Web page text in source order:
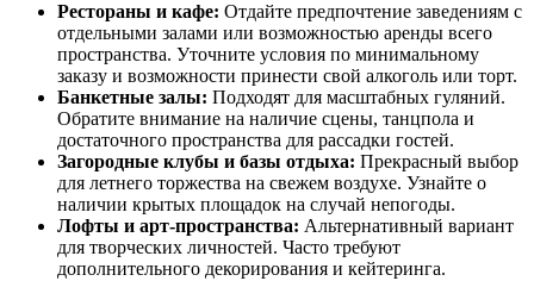
Рестораны и кафе: Отдайте предпочтение заведениям с
отдельными залами или возможностью аренды всего
пространства. Уточните условия по минимальному
заказу и возможности принести свой алкоголь или торт.
Банкетные залы: Подходят для масштабных гуляний.
Обратите внимание на наличие сцены, танцпола и
достаточного пространства для рассадки гостей.
Загородные клубы и базы отдыха: Прекрасный выбор
для летнего торжества на свежем воздухе. Узнайте о
наличии крытых площадок на случай непогоды.
Лофты и арт-пространства: Альтернативный вариант
для творческих личностей. Часто требуют
дополнительного декорирования и кейтеринга.